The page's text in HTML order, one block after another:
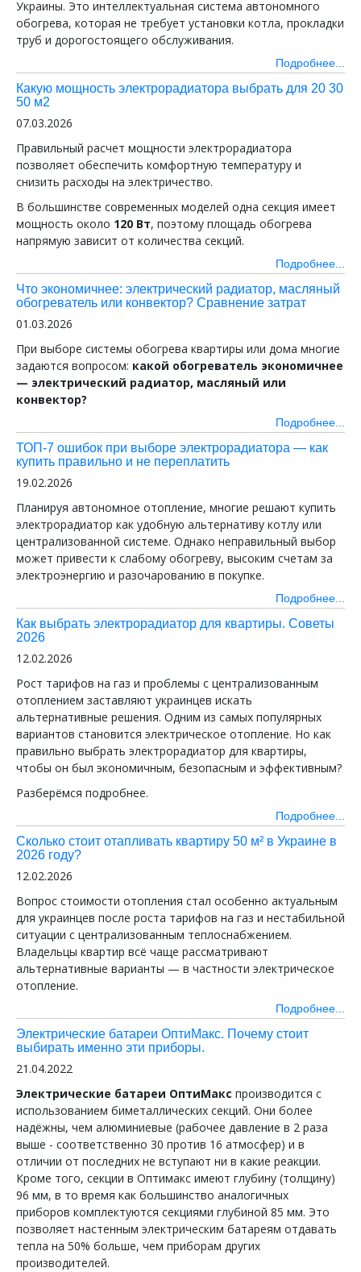
Украины. Это интеллектуальная система автономного
обогрева, которая не требует установки котла, прокладки
труб и дорогостоящего обслуживания.
Подробнее...
Какую мощность электрорадиатора выбрать для 20 30
50 м2
07.03.2026
Правильный расчет мощности электрорадиатора
позволяет обеспечить комфортную температуру и
снизить расходы на электричество.
В большинстве современных моделей одна секция имеет
мощность около 120 Вт, поэтому площадь обогрева
напрямую зависит от количества секций.
Подробнее...
Что экономичнее: электрический радиатор, масляный
обогреватель или конвектор? Сравнение затрат
01.03.2026
При выборе системы обогрева квартиры или дома многие
задаются вопросом: какой обогреватель экономичнее
— электрический радиатор, масляный или
конвектор?
Подробнее...
ТОП-7 ошибок при выборе электрорадиатора — как
купить правильно и не переплатить
19.02.2026
Планируя автономное отопление, многие решают купить
электрорадиатор как удобную альтернативу котлу или
централизованной системе. Однако неправильный выбор
может привести к слабому обогреву, высоким счетам за
электроэнергию и разочарованию в покупке.
Подробнее...
Как выбрать электрорадиатор для квартиры. Советы
2026
12.02.2026
Рост тарифов на газ и проблемы с централизованным
отоплением заставляют украинцев искать
альтернативные решения. Одним из самых популярных
вариантов становится электрическое отопление. Но как
правильно выбрать электрорадиатор для квартиры,
чтобы он был экономичным, безопасным и эффективным?
Разберёмся подробнее.
Подробнее...
Сколько стоит отапливать квартиру 50 м² в Украине в
2026 году?
12.02.2026
Вопрос стоимости отопления стал особенно актуальным
для украинцев после роста тарифов на газ и нестабильной
ситуации с централизованным теплоснабжением.
Владельцы квартир всё чаще рассматривают
альтернативные варианты — в частности электрическое
отопление.
Подробнее...
Электрические батареи ОптиМакс. Почему стоит
выбирать именно эти приборы.
21.04.2022
Электрические батареи ОптиМакс производится с
использованием биметаллических секций. Они более
надёжны, чем алюминиевые (рабочее давление в 2 раза
выше - соответственно 30 против 16 атмосфер) и в
отличии от последних не вступают ни в какие реакции.
Кроме того, секции в Оптимакс имеют глубину (толщину)
96 мм, в то время как большинство аналогичных
приборов комплектуются секциями глубиной 85 мм. Это
позволяет настенным электрическим батареям отдавать
тепла на 50% больше, чем приборам других
производителей.